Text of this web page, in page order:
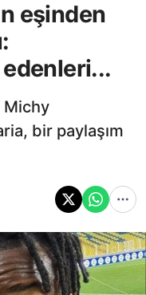
eşinden
Michy
bir paylaşım